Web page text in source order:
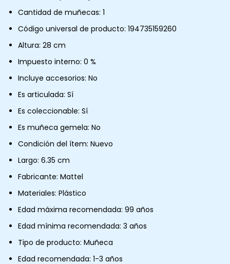
Cantidad de muñecas: 1
Código universal de producto: 194735159260
Altura: 28 cm
Impuesto interno: 0 %
Incluye accesorios: No
Es articulada: Sí
Es coleccionable: Sí
Es muñeca gemela: No
Condición del ítem: Nuevo
Largo: 6.35 cm
Fabricante: Mattel
Materiales: Plástico
Edad máxima recomendada: 99 años
Edad mínima recomendada: 3 años
Tipo de producto: Muñeca
Edad recomendada: 1-3 años